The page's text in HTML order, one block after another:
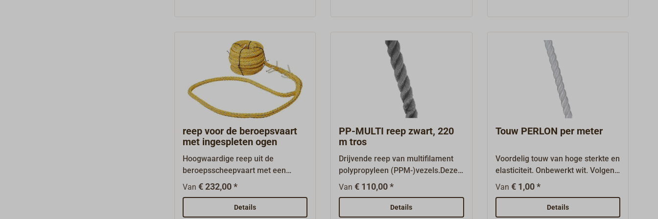
enige herkenningsdraden) of
zwart.Leverbaar los per lopende
meter.Andere diameters zijn op
aanvraag leverbaar.Polyester-
Squareline tegen spoelprijs als 100
m-spoel vindt u onder
"Vergelijkbare artikelen".
meter. Het HIGH-LOAD touw is ook
beschikbaar als 220 m-tros, zie
'Vergelijkbare artikelen'.
reep voor de beroepsvaart
met ingespleten ogen
Hoogwaardige reep uit de
beroepsscheepvaart met een
vezelmix van POLYESTER- en
POLYSTEEL-garen.Dit materiaal
bereikt, bij middelmatige
Van € 232,00 *
Details
PP-MULTI reep zwart, 220
m tros
Drijvende reep van multifilament
polypropyleen (PPM-)vezels.Deze
fijne, soepele vezel is optisch
nauwelijks te onderscheiden van
polyester- of polyamidevezels,
Van€ 110,00 *
Details
Touw PERLON per meter
Voordelig touw van hoge sterkte en
elasticiteit. Onbewerkt wit. Volgens
DIN 83 330 van polyamide (PA),
driestrengs geslagen, goed te
splitsen. Het touw neemt echter
Van € 1,00 *
Details